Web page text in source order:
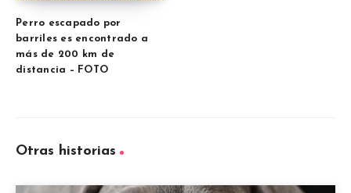
Perro escapado por
barriles es encontrado a
más de 200 km de
distancia – FOTO
Otras historias